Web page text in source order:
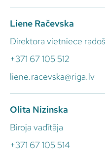
Liene Račevska
Direktora vietniece
+371 67 105 512
liene.racevska@riga.lv
Olita Nizinska
Biroja vadītāja
+371 67 105 514